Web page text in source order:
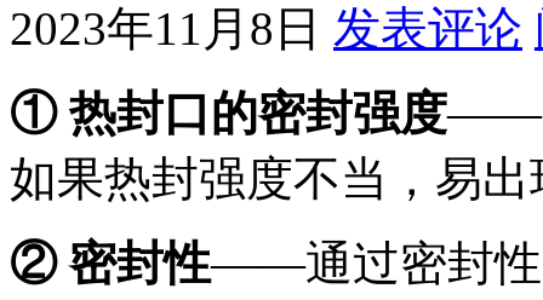
2023年11月8日 发表评论
① 热封口的密封强度——
如果热封强度不当，易
② 密封性——通过密封性